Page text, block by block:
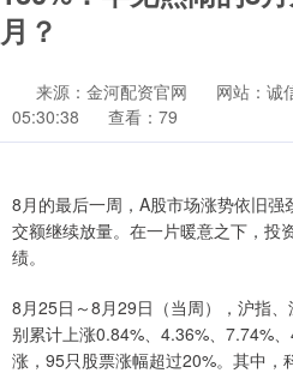
月？
来源：金河配资官网 网站：诚
05:30:38
查看：79
8月的最后一周，A股市场涨势依旧
交额继续放量。在一片暖意之下，投
绩。
8月25日～8月29日（当周），沪指
别累计上涨0.84%、4.36%、7.74%
涨，95只股票涨幅超过20%。其中，